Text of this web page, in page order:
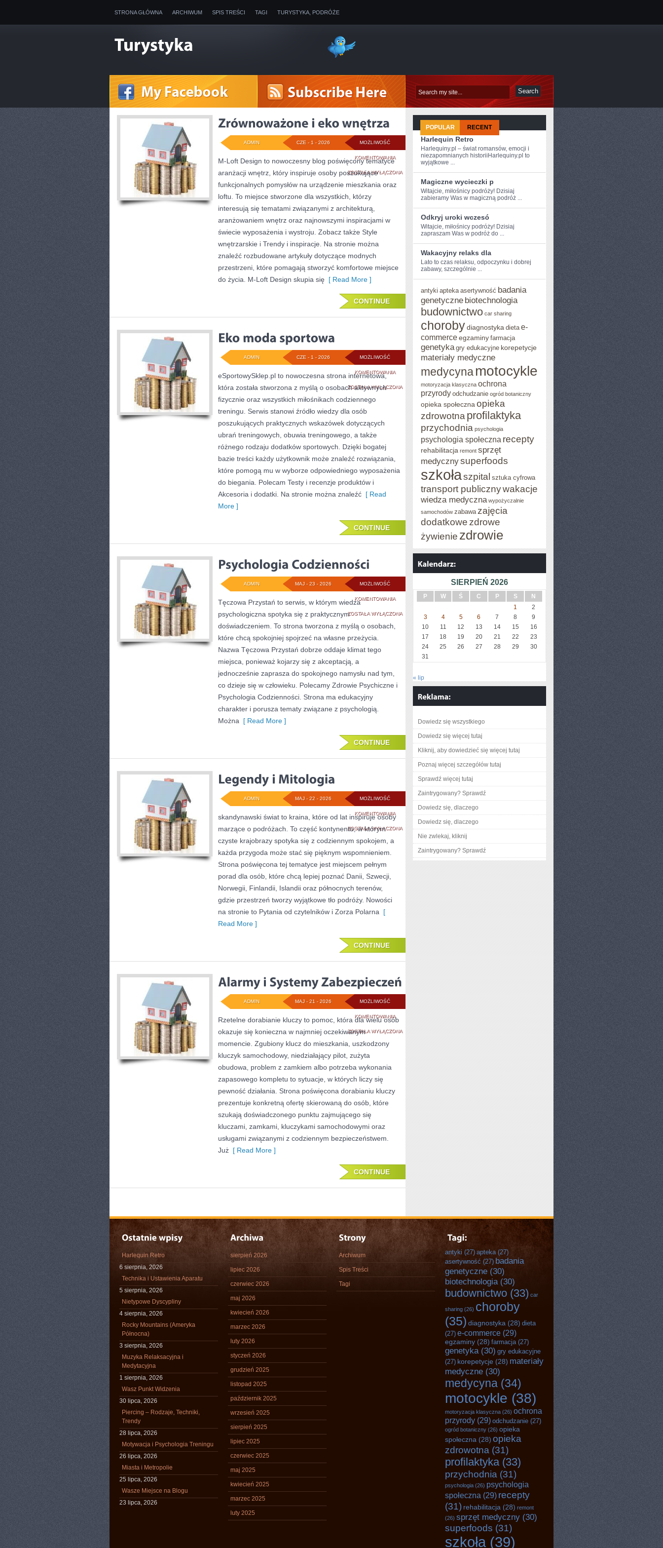
STRONA GŁÓWNA ARCHIWUM SPIS TREŚCI TAGI TURYSTYKA, PODRÓŻE
MOŻLIWOŚĆ
KOMENTOWANIAZRÓWNOWAŻONE
I
EKO
WNĘTRZA
ZOSTAŁA WYŁĄCZONA
CZE - 1 - 2026
ADMIN
M-Loft Design to nowoczesny blog poświęcony tematyce
aranżacji wnętrz, który inspiruje osoby poszukujące
funkcjonalnych pomysłów na urządzenie mieszkania oraz
loftu. To miejsce stworzone dla wszystkich, którzy
interesują się tematami związanymi z architekturą,
aranżowaniem wnętrz oraz najnowszymi inspiracjami w
świecie wyposażenia i wystroju. Zobacz także Style
wnętrzarskie i Trendy i inspiracje. Na stronie można
znaleźć rozbudowane artykuły dotyczące modnych
przestrzeni, które pomagają stworzyć komfortowe miejsce
do życia. M-Loft Design skupia się [ Read More ]
CONTINUE
MOŻLIWOŚĆ
KOMENTOWANIAEKO
MODA
SPORTOWA
ZOSTAŁA WYŁĄCZONA
CZE - 1 - 2026
ADMIN
eSportowySklep.pl to nowoczesna strona internetowa,
która została stworzona z myślą o osobach aktywnych
fizycznie oraz wszystkich miłośnikach codziennego
treningu. Serwis stanowi źródło wiedzy dla osób
poszukujących praktycznych wskazówek dotyczących
ubrań treningowych, obuwia treningowego, a także
różnego rodzaju dodatków sportowych. Dzięki bogatej
bazie treści każdy użytkownik może znaleźć rozwiązania,
które pomogą mu w wyborze odpowiedniego wyposażenia
do biegania. Polecam Testy i recenzje produktów i
Akcesoria i dodatki. Na stronie można znaleźć [ Read
More ]
CONTINUE
MOŻLIWOŚĆ
KOMENTOWANIAPSYCHOLOGIA
CODZIENNOŚCI
ZOSTAŁA WYŁĄCZONA
MAJ - 23 - 2026
ADMIN
Tęczowa Przystań to serwis, w którym wiedza
psychologiczna spotyka się z praktycznym
doświadczeniem. To strona tworzona z myślą o osobach,
które chcą spokojniej spojrzeć na własne przeżycia.
Nazwa Tęczowa Przystań dobrze oddaje klimat tego
miejsca, ponieważ kojarzy się z akceptacją, a
jednocześnie zaprasza do spokojnego namysłu nad tym,
co dzieje się w człowieku. Polecamy Zdrowie Psychiczne i
Psychologia Codzienności. Strona ma edukacyjny
charakter i porusza tematy związane z psychologią.
Można [ Read More ]
CONTINUE
MOŻLIWOŚĆ
KOMENTOWANIALEGENDY
I
MITOLOGIA
ZOSTAŁA WYŁĄCZONA
MAJ - 22 - 2026
ADMIN
skandynawski świat to kraina, które od lat inspiruje osoby
marzące o podróżach. To część kontynentu, w którym
czyste krajobrazy spotyka się z codziennym spokojem, a
każda przygoda może stać się pięknym wspomnieniem.
Strona poświęcona tej tematyce jest miejscem pełnym
porad dla osób, które chcą lepiej poznać Danii, Szwecji,
Norwegii, Finlandii, Islandii oraz północnych terenów,
gdzie przestrzeń tworzy wyjątkowe tło podróży. Nowości
na stronie to Pytania od czytelników i Zorza Polarna [
Read More ]
CONTINUE
MOŻLIWOŚĆ
KOMENTOWANIAALARMY
I
SYSTEMY
ZABEZPIECZEŃ
ZOSTAŁA WYŁĄCZONA
MAJ - 21 - 2026
ADMIN
Rzetelne dorabianie kluczy to pomoc, która dla wielu osób
okazuje się konieczna w najmniej oczekiwanym
momencie. Zgubiony klucz do mieszkania, uszkodzony
kluczyk samochodowy, niedziałający pilot, zużyta
obudowa, problem z zamkiem albo potrzeba wykonania
zapasowego kompletu to sytuacje, w których liczy się
pewność działania. Strona poświęcona dorabianiu kluczy
prezentuje konkretną ofertę skierowaną do osób, które
szukają doświadczonego punktu zajmującego się
kluczami, zamkami, kluczykami samochodowymi oraz
usługami związanymi z codziennym bezpieczeństwem.
Już [ Read More ]
CONTINUE
POPULAR RECENT
Harlequin Retro
Harlequiny.pl – świat romansów, emocji i
niezapomnianych historiiHarlequiny.pl to
wyjątkowe ...
Magiczne wycieczki p
Witajcie, miłośnicy podróży!‌ Dzisiaj
⁢zabieramy Was w magiczną podróż ...
Odkryj uroki wczesó
Witajcie, miłośnicy podróży! Dzisiaj
zapraszam Was w podróż do ...
Wakacyjny relaks dla
Lato ⁢to czas ⁤relaksu, odpoczynku i dobrej
zabawy, szczególnie ...
antyki apteka asertywność badania
genetyczne biotechnologia
budownictwo car sharing
chorobydiagnostyka dieta e-
commerceegzaminy farmacja
genetyka gry edukacyjne korepetycje
materiały medyczne
medycynamotocykle
motoryzacja klasyczna ochrona
przyrody odchudzanie ogród botaniczny
opieka społeczna opieka
zdrowotna profilaktyka
przychodnia psychologia
psychologia społeczna recepty
rehabilitacja remont sprzęt
medycznysuperfoods
szkołaszpital sztuka cyfrowa
transport publicznywakacje
wiedza medyczna wypożyczalnie
samochodów zabawa zajęcia
dodatkowe zdrowe
żywienie zdrowie
SIERPIEŃ 2026
P W Ś C P S
N
1
2
3
4 5 6 7 8
9
10
11 12 13 14 15
16
17
18 19 20 21 22
23
24
25 26 27 28 29
30
31
« lip
Dowiedz się wszystkiego
Dowiedz się więcej tutaj
Kliknij, aby dowiedzieć się więcej tutaj
Poznaj więcej szczegółów tutaj
Sprawdź więcej tutaj
Zaintrygowany? Sprawdź
Dowiedz się, dlaczego
Dowiedz się, dlaczego
Nie zwlekaj, kliknij
Zaintrygowany? Sprawdź
Harlequin Retro
6 sierpnia, 2026
Technika i Ustawienia Aparatu
5 sierpnia, 2026
Nietypowe Dyscypliny
4 sierpnia, 2026
Rocky Mountains (Ameryka
Północna)
3 sierpnia, 2026
Muzyka Relaksacyjna i
Medytacyjna
1 sierpnia, 2026
Wasz Punkt Widzenia
30 lipca, 2026
Piercing – Rodzaje, Techniki,
Trendy
28 lipca, 2026
Motywacja i Psychologia Treningu
26 lipca, 2026
Miasta i Metropolie
25 lipca, 2026
Wasze Miejsce na Blogu
23 lipca, 2026
sierpień 2026
lipiec 2026
czerwiec 2026
maj 2026
kwiecień 2026
marzec 2026
luty 2026
styczeń 2026
grudzień 2025
listopad 2025
październik 2025
wrzesień 2025
sierpień 2025
lipiec 2025
czerwiec 2025
maj 2025
kwiecień 2025
marzec 2025
luty 2025
Archiwum
Spis Treści
Tagi
antyki (27) apteka(27)
asertywność (27) badania
genetyczne (30)
biotechnologia(30)
budownictwo (33) car
sharing (26) choroby
(35) diagnostyka (28) dieta
(27) e-commerce (29)
egzaminy (28) farmacja(27)
genetyka(30) gry edukacyjne
(27) korepetycje (28) materiały
medyczne (30)
medycyna (34)
motocykle (38)
motoryzacja klasyczna (26) ochrona
przyrody (29) odchudzanie (27)
ogród botaniczny (26) opieka
społeczna (28) opieka
zdrowotna (31)
profilaktyka(33)
przychodnia (31)
psychologia (26) psychologia
społeczna (29) recepty
(31) rehabilitacja (28) remont
(26) sprzęt medyczny (30)
superfoods (31)
szkoła (39)